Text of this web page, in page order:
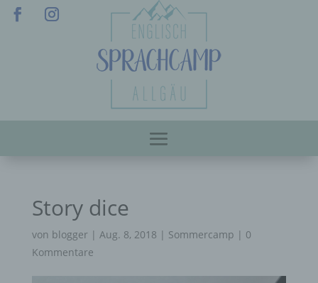
Story dice
von blogger | Aug. 8, 2018 | Sommercamp | 0
Kommentare